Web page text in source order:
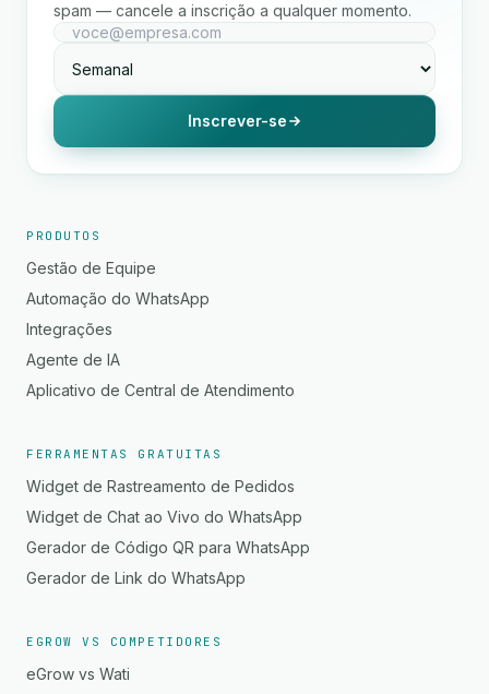
spam — cancele a inscrição a qualquer momento.
Inscrever-se
PRODUTOS
Gestão de Equipe
Automação do WhatsApp
Integrações
Agente de IA
Aplicativo de Central de Atendimento
FERRAMENTAS GRATUITAS
Widget de Rastreamento de Pedidos
Widget de Chat ao Vivo do WhatsApp
Gerador de Código QR para WhatsApp
Gerador de Link do WhatsApp
EGROW VS COMPETIDORES
eGrow vs Wati